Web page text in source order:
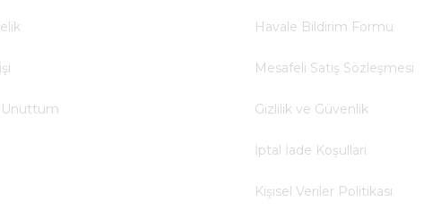
Havale Bildirim Formu
Mesafeli Satış Sözleşmesi
Gizlilik ve Güvenlik
İptal İade Koşullari
Kişisel Veriler Politikası